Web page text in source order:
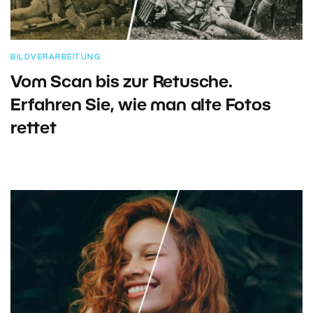
BILDVERARBEITUNG
Vom Scan bis zur Retusche.
Erfahren Sie, wie man alte Fotos
rettet